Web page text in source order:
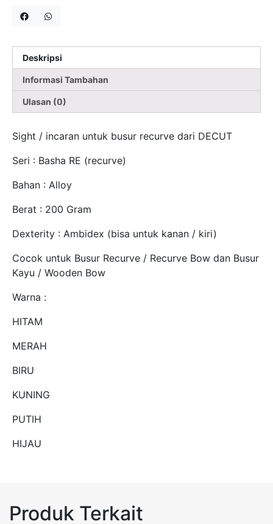
Deskripsi
Informasi Tambahan
Ulasan (0)
Sight / incaran untuk busur recurve dari DECUT
Seri : Basha RE (recurve)
Bahan : Alloy
Berat : 200 Gram
Dexterity : Ambidex (bisa untuk kanan / kiri)
Cocok untuk Busur Recurve / Recurve Bow dan Busur
Kayu / Wooden Bow
Warna :
HITAM
MERAH
BIRU
KUNING
PUTIH
HIJAU
Produk Terkait